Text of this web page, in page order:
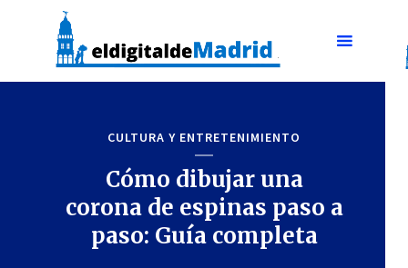
CULTURA Y ENTRETENIMIENTO
Cómo dibujar una
corona de espinas paso a
paso: Guía completa